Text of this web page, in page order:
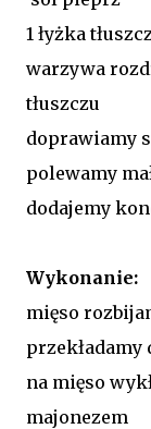
1 łyżka
warzywa
tłuszczu
doprawiamy
polewamy
dodajemy
Wykonanie:
mięso
przekładamy
na mięso
majonezem